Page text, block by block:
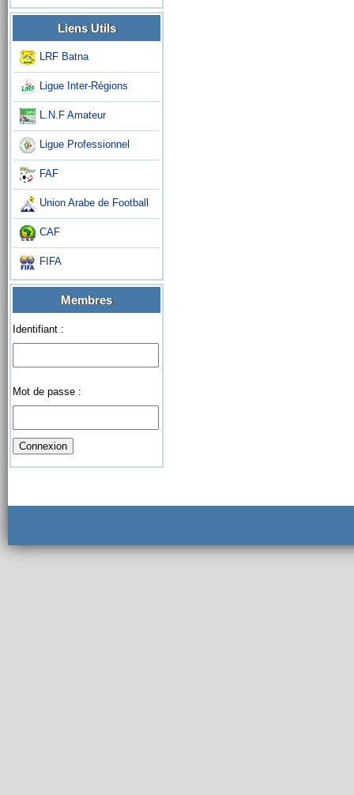
Liens Utils
LRF Batna
Ligue Inter-Régions
L.N.F Amateur
Ligue Professionnel
FAF
Union Arabe de Football
CAF
FIFA
Membres
Identifiant :
Mot de passe :